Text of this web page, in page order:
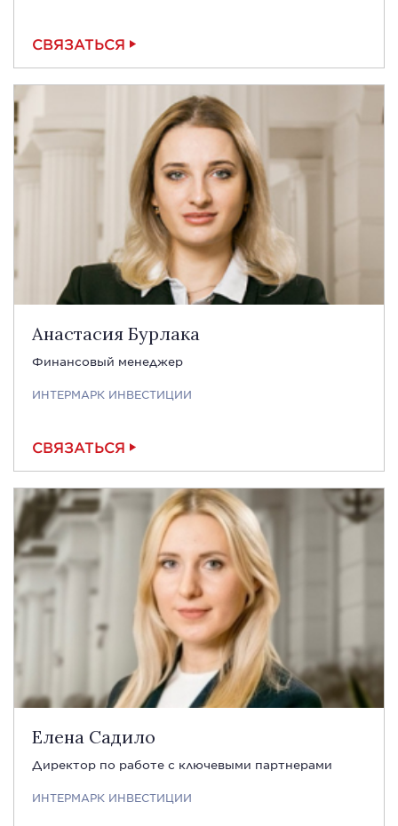
СВЯЗАТЬСЯ
Анастасия Бурлака
Финансовый менеджер
ИНТЕРМАРК ИНВЕСТИЦИИ
СВЯЗАТЬСЯ
Елена Садило
Директор по работе с ключевыми партнерами
ИНТЕРМАРК ИНВЕСТИЦИИ